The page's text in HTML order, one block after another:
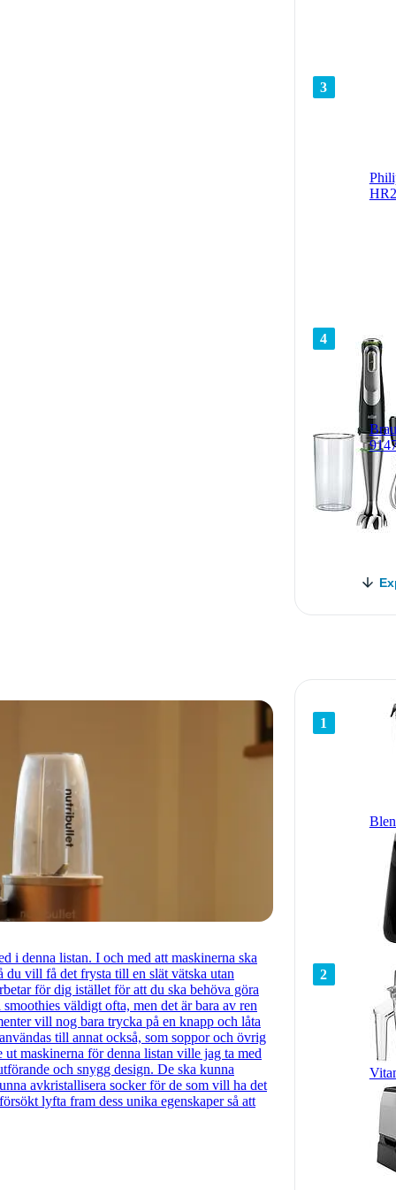
3
4
i denna listan. I och med att maskinerna ska
vill få det frysta till en slät vätska utan
för dig istället för att du ska behöva göra
väldigt ofta, men det är bara av ren
vill nog bara trycka på en knapp och låta
till annat också, som soppor och övrig
maskinerna för denna listan ville jag ta med
och snygg design. De ska kunna
avkristallisera socker för de som vill ha det
lyfta fram dess unika egenskaper så att
1
2